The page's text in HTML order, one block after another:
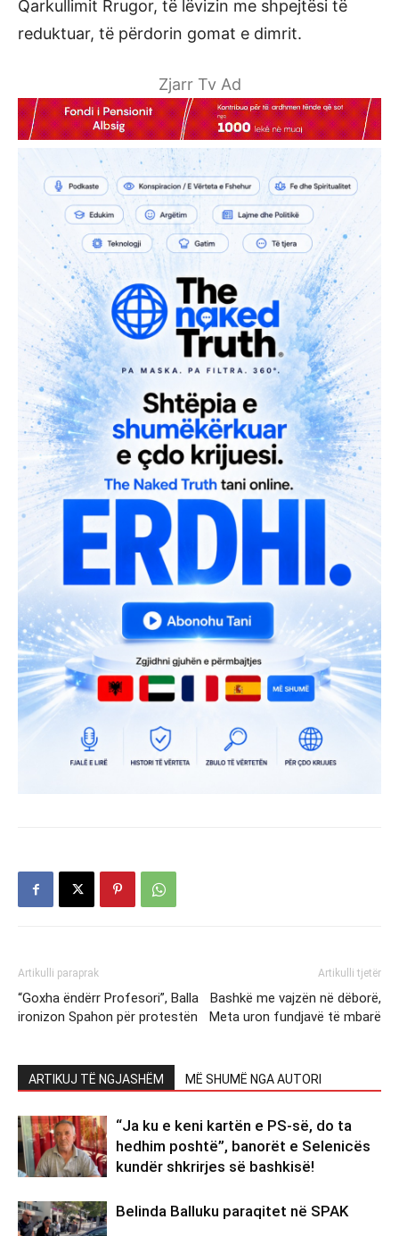
Qarkullimit Rrugor, të lëvizin me shpejtësi të
reduktuar, të përdorin gomat e dimrit.
Zjarr Tv Ad
Artikulli paraprak
“Goxha ëndërr Profesori”, Balla
ironizon Spahon për protestën
Artikulli tjetër
Bashkë me vajzën në dëborë,
Meta uron fundjavë të mbarë
ARTIKUJ TË NGJASHËM MË SHUMË NGA AUTORI
“Ja ku e keni kartën e PS-së, do ta
hedhim poshtë”, banorët e Selenicës
kundër shkrirjes së bashkisë!
Belinda Balluku paraqitet në SPAK